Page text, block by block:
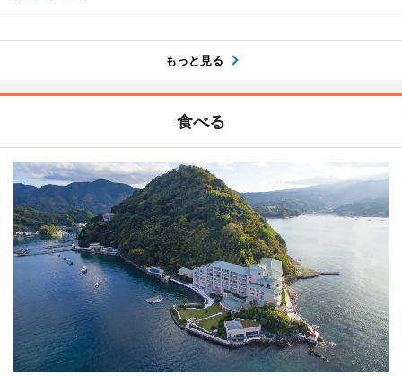
もっと見る
食べる